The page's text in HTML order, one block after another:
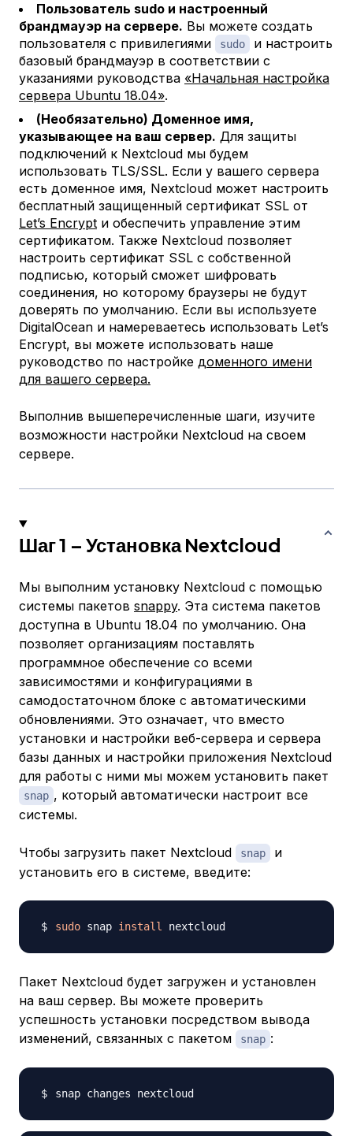
Пользователь sudo и настроенный
брандмауэр на сервере. Вы можете создать
пользователя с привилегиями
sudo
и настроить
базовый брандмауэр в соответствии с
указаниями руководства «Начальная настройка
сервера Ubuntu 18.04».
(Необязательно) Доменное имя,
указывающее на ваш сервер. Для защиты
подключений к Nextcloud мы будем
использовать TLS/SSL. Если у вашего сервера
есть доменное имя, Nextcloud может настроить
бесплатный защищенный сертификат SSL от
Let’s Encrypt и обеспечить управление этим
сертификатом. Также Nextcloud позволяет
настроить сертификат SSL с собственной
подписью, который сможет шифровать
соединения, но которому браузеры не будут
доверять по умолчанию. Если вы используете
DigitalOcean и намереваетесь использовать Let’s
Encrypt, вы можете использовать наше
руководство по настройке доменного имени
для вашего сервера.
Выполнив вышеперечисленные шаги, изучите
возможности настройки Nextcloud на своем
сервере.
Шаг 1 – Установка Nextcloud
Мы выполним установку Nextcloud с помощью
системы пакетов snappy. Эта система пакетов
доступна в Ubuntu 18.04 по умолчанию. Она
позволяет организациям поставлять
программное обеспечение со всеми
зависимостями и конфигурациями в
самодостаточном блоке с автоматическими
обновлениями. Это означает, что вместо
установки и настройки веб-сервера и сервера
базы данных и настройки приложения Nextcloud
для работы с ними мы можем установить пакет
snap , который автоматически настроит все
системы.
Чтобы загрузить пакет Nextcloud snap
и
установить его в системе, введите:
sudo snap install
Пакет Nextcloud будет загружен и установлен
на ваш сервер. Вы можете проверить
успешность установки посредством вывода
изменений, связанных с пакетом
snap :